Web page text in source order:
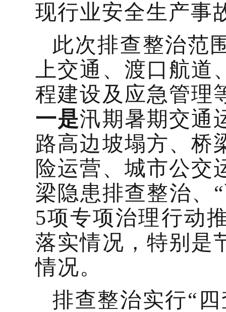
现行业安全生产事
此次排查整治范
上交通、渡口航
程建设及应急管理
一是汛期暑期交通
路高边坡塌方、桥
险运营、城市公交
梁隐患排查整治、
5项专项治理行动
落实情况，特别是
情况。
排查整治实行“